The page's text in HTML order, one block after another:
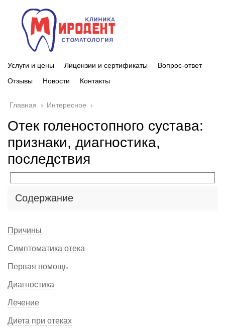
Услуги и цены Лицензии и сертификаты
Вопрос-ответ
Отзывы
Новости Контакты
Главная › Интересное ›
Отек голеностопного сустава:
признаки, диагностика,
последствия
Содержание
Причины
Симптоматика отека
Первая помощь
Диагностика
Лечение
Диета при отеках